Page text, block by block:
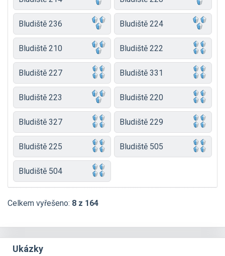
Bludiště 236 Bludiště 224
Bludiště 210 Bludiště 222
Bludiště 227 Bludiště 331
Bludiště 223 Bludiště 220
Bludiště 327 Bludiště 229
Bludiště 225 Bludiště 505
Bludiště 504
Celkem vyřešeno: 8 z 164
Ukázky